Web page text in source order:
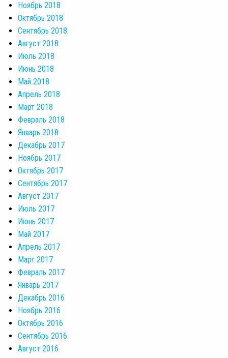
Ноябрь 2018
Октябрь 2018
Сентябрь 2018
Август 2018
Июль 2018
Июнь 2018
Май 2018
Апрель 2018
Март 2018
Февраль 2018
Январь 2018
Декабрь 2017
Ноябрь 2017
Октябрь 2017
Сентябрь 2017
Август 2017
Июль 2017
Июнь 2017
Май 2017
Апрель 2017
Март 2017
Февраль 2017
Январь 2017
Декабрь 2016
Ноябрь 2016
Октябрь 2016
Сентябрь 2016
Август 2016